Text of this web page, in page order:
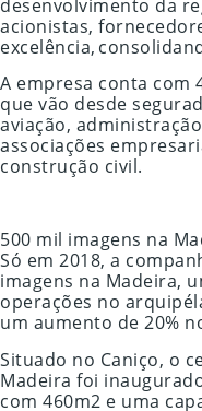
desenvolvimento da
acionistas,
excelência,
A empresa conta com
que vão desde
aviação,
associações
construção civil.
500 mil imagens na
Só em 2018, a
imagens na Madeira,
operações no
um aumento de 20%
Situado no Caniço, o
Madeira foi
com 460m2 e uma